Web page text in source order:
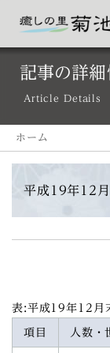
記事の詳細
Article Details
ホーム
平成19年12
表:平成19年12月
項目 人数・